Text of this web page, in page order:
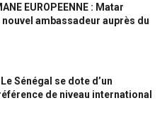
EUROPEENNE : Matar
nouvel ambassadeur auprès du
Le Sénégal se dote d’un
de niveau international